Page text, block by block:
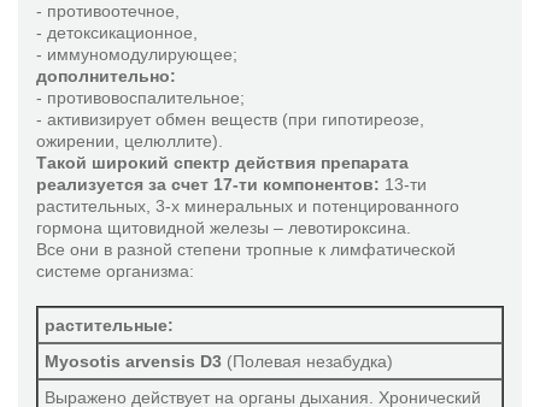
Остеобиос
Пилозелла композитум
Препараты SymbioPharm
Про-Симбиофлор
Симбиофлор-1
Симбиофлор-2
Симбиолакт композитум
- противоотечное,
- детоксикационное,
- иммуномодулирующее;
дополнительно:
- противовоспалительное;
- активизирует обмен веществ (при гипотиреозе,
ожирении, целюллите).
Такой широкий спектр действия препарата
реализуется за счет 17-ти компонентов: 13-ти
растительных, 3-х минеральных и потенцированного
гормона щитовидной железы – левотироксина.
Все они в разной степени тропные к лимфатической
системе организма:
растительные:
Myosotis arvensis D3 (Полевая незабудка)
Выражено действует на органы дыхания. Хронический